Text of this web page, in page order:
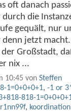
oft danach
durch die
gequält, nur
jetzt
Großstadt,
nix ...
10:45 von Steffen
1=0+0+0+1, -1 or
818-
, koordination